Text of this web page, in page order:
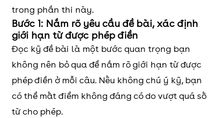
trong phần thi này.
Bước 1: Nắm rõ yêu cầu đề bài, xác định
giới hạn từ được phép điền
Đọc kỹ đề bài là một bước quan trọng bạn
không nên bỏ qua để nắm rõ giới hạn từ được
phép điền ở mỗi câu. Nếu không chú ý kỹ, bạn
có thể mất điểm không đáng có do vượt quá số
từ cho phép.